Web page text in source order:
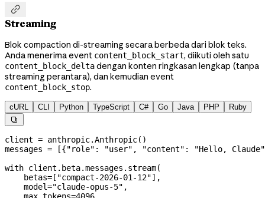

Streaming
Blok compaction di-streaming secara berbeda dari blok teks.
Anda menerima event content_block_start, diikuti oleh satu
content_block_deltadengan konten ringkasan lengkap (tanpa
streaming perantara), dan kemudian event
content_block_stop.
cURL CLI Python TypeScript C# Go Java PHP Ruby

client = anthropic.Anthropic()
messages = [{"role" : "user" , "content" :
"Hello, Claude"
with client.beta.messages.stream(
    betas
= [ "compact-2026-01-12"],
    model
="claude-opus-5" ,
    max_tokens
=4096,